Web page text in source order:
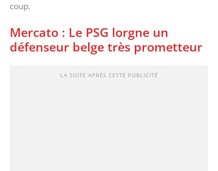
coup.
Mercato : Le PSG lorgne un
défenseur belge très prometteur
LA SUITE APRÈS CETTE PUBLICITÉ